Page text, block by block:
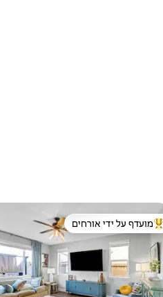
מוביל בקרב נכסים מועדפים על ידי אורחים
מועדף על ידי אורחים